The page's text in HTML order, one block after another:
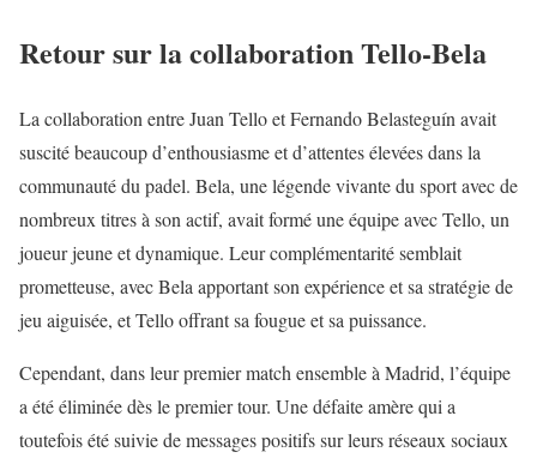
Retour sur la collaboration Tello-Bela
La collaboration entre Juan Tello et Fernando Belasteguín avait
suscité beaucoup d’enthousiasme et d’attentes élevées dans la
communauté du padel. Bela, une légende vivante du sport avec de
nombreux titres à son actif, avait formé une équipe avec Tello, un
joueur jeune et dynamique. Leur complémentarité semblait
prometteuse, avec Bela apportant son expérience et sa stratégie de
jeu aiguisée, et Tello offrant sa fougue et sa puissance.
Cependant, dans leur premier match ensemble à Madrid, l’équipe
a été éliminée dès le premier tour. Une défaite amère qui a
toutefois été suivie de messages positifs sur leurs réseaux sociaux